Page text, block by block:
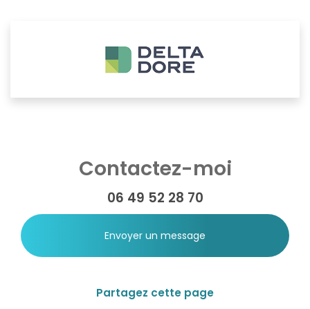
Contactez-moi
06 49 52 28 70
Envoyer un message
Partagez cette page